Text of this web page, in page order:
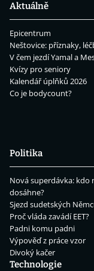
Aktuálně
Epicentrum
Neštovice: příznaky,
V čem jezdí Yamal a
Kvízy pro seniory
Kalendář úplňků 2026
Co je bodycount?
Politika
Nová superdávka: kdo
dosáhne?
Sjezd sudetských
Proč vláda zavádí EET?
Padni komu padni
Výpověď z práce vzor
Divoký kačer
Technologie